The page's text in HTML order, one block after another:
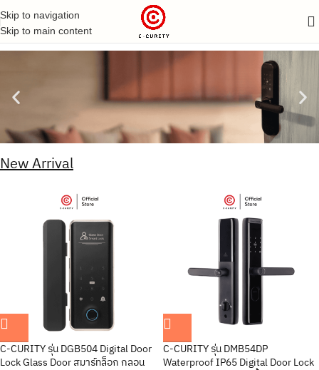
Skip to navigation
Skip to main content
New Arrival
C-CURITY รุ่น DGB504 Digital Door
Lock Glass Door สมาร์ทล็อก กลอน
C-CURITY รุ่น DMB54DP
Waterproof IP65 Digital Door Lock